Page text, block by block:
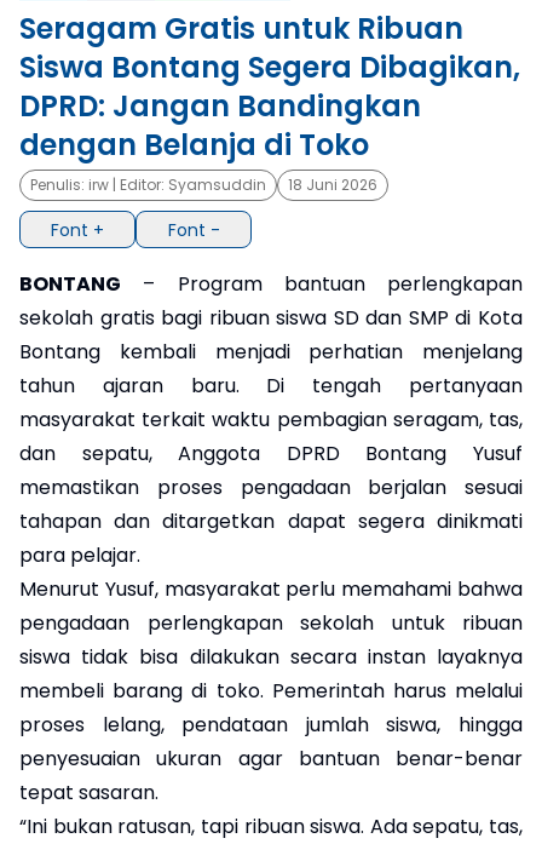
×
Seragam Gratis untuk Ribuan
Siswa Bontang Segera Dibagikan,
DPRD: Jangan Bandingkan
dengan Belanja di Toko
Penulis: irw | Editor: Syamsuddin 18 Juni 2026
Font + Font -
BONTANG – Program bantuan perlengkapan
sekolah gratis bagi ribuan siswa SD dan SMP di Kota
Bontang kembali menjadi perhatian menjelang
tahun ajaran baru. Di tengah pertanyaan
masyarakat terkait waktu pembagian seragam, tas,
dan sepatu, Anggota DPRD Bontang Yusuf
memastikan proses pengadaan berjalan sesuai
tahapan dan ditargetkan dapat segera dinikmati
para pelajar.
Menurut Yusuf, masyarakat perlu memahami bahwa
pengadaan perlengkapan sekolah untuk ribuan
siswa tidak bisa dilakukan secara instan layaknya
membeli barang di toko. Pemerintah harus melalui
proses lelang, pendataan jumlah siswa, hingga
penyesuaian ukuran agar bantuan benar-benar
tepat sasaran.
“Ini bukan ratusan, tapi ribuan siswa. Ada sepatu, tas,